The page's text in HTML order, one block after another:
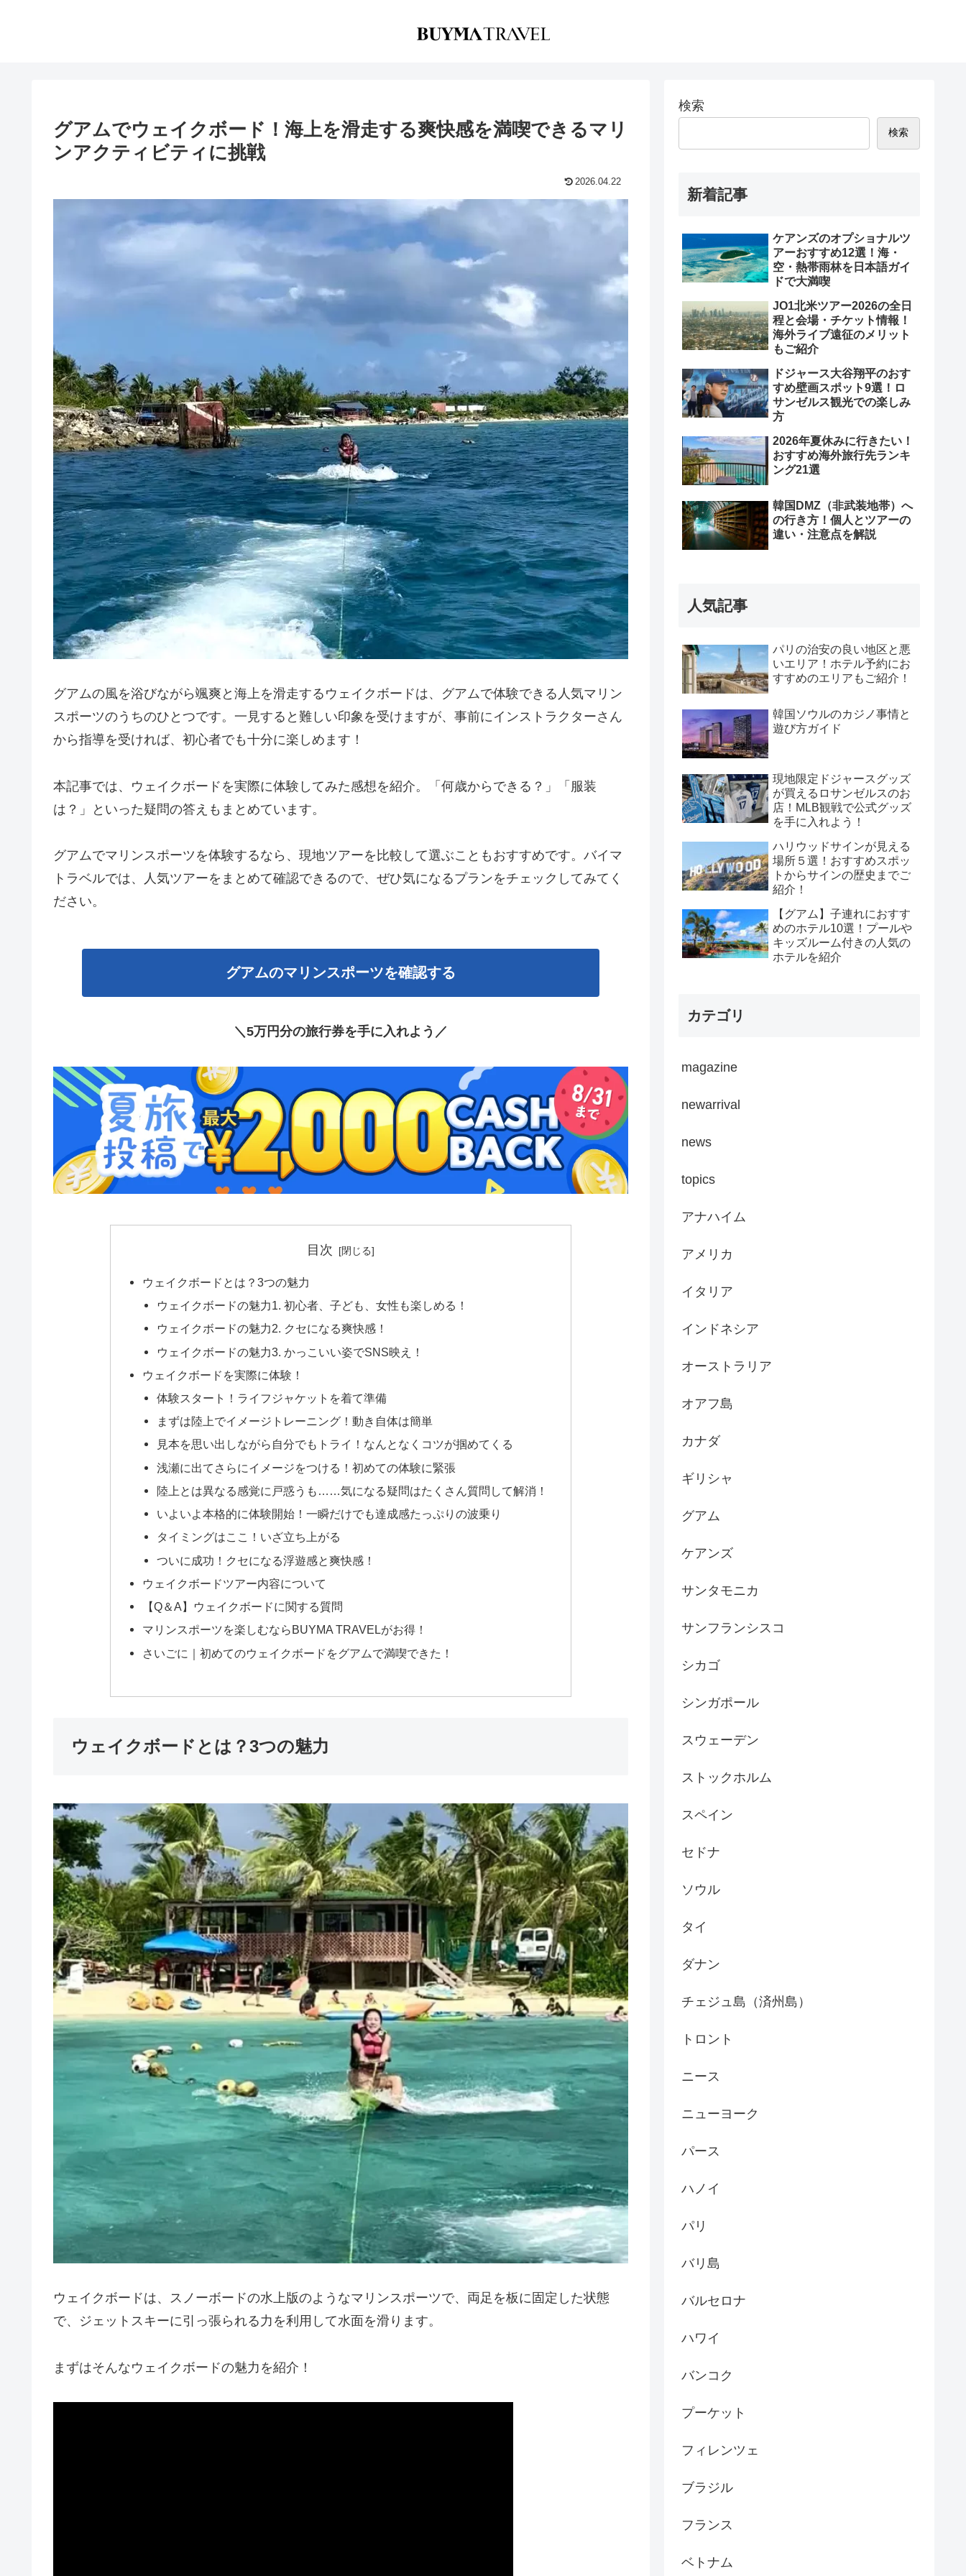
グアムでウェイクボード！海上を滑走する爽快感を満喫できるマリ
ンアクティビティに挑戦
2026.04.22
グアムの風を浴びながら颯爽と海上を滑走するウェイクボードは、グアムで体験できる人気マリン
スポーツのうちのひとつです。一見すると難しい印象を受けますが、事前にインストラクターさん
から指導を受ければ、初心者でも十分に楽しめます！
本記事では、ウェイクボードを実際に体験してみた感想を紹介。「何歳からできる？」「服装
は？」といった疑問の答えもまとめています。
グアムでマリンスポーツを体験するなら、現地ツアーを比較して選ぶこともおすすめです。バイマ
トラベルでは、人気ツアーをまとめて確認できるので、ぜひ気になるプランをチェックしてみてく
ださい。
グアムのマリンスポーツを確認する
＼5万円分の旅行券を手に入れよう／
目次
ウェイクボードとは？3つの魅力
ウェイクボードの魅力1. 初心者、子ども、女性も楽しめる！
ウェイクボードの魅力2. クセになる爽快感！
ウェイクボードの魅力3. かっこいい姿でSNS映え！
ウェイクボードを実際に体験！
体験スタート！ライフジャケットを着て準備
まずは陸上でイメージトレーニング！動き自体は簡単
見本を思い出しながら自分でもトライ！なんとなくコツが掴めてくる
浅瀬に出てさらにイメージをつける！初めての体験に緊張
陸上とは異なる感覚に戸惑うも……気になる疑問はたくさん質問して解消！
いよいよ本格的に体験開始！一瞬だけでも達成感たっぷりの波乗り
タイミングはここ！いざ立ち上がる
ついに成功！クセになる浮遊感と爽快感！
ウェイクボードツアー内容について
【Q＆A】ウェイクボードに関する質問
マリンスポーツを楽しむならBUYMA TRAVELがお得！
さいごに｜初めてのウェイクボードをグアムで満喫できた！
ウェイクボードとは？3つの魅力
ウェイクボードは、スノーボードの水上版のようなマリンスポーツで、両足を板に固定した状態
で、ジェットスキーに引っ張られる力を利用して水面を滑ります。
まずはそんなウェイクボードの魅力を紹介！
検索
検索
新着記事
ケアンズのオプショナルツ
アーおすすめ12選！海・
空・熱帯雨林を日本語ガイ
ドで大満喫
JO1北米ツアー2026の全日
程と会場・チケット情報！
海外ライブ遠征のメリット
もご紹介
ドジャース大谷翔平のおす
すめ壁画スポット9選！ロ
サンゼルス観光での楽しみ
方
2026年夏休みに行きたい！
おすすめ海外旅行先ランキ
ング21選
韓国DMZ（非武装地帯）へ
の行き方！個人とツアーの
違い・注意点を解説
人気記事
パリの治安の良い地区と悪
いエリア！ホテル予約にお
すすめのエリアもご紹介！
韓国ソウルのカジノ事情と
遊び方ガイド
現地限定ドジャースグッズ
が買えるロサンゼルスのお
店！MLB観戦で公式グッズ
を手に入れよう！
ハリウッドサインが見える
場所５選！おすすめスポッ
トからサインの歴史までご
紹介！
【グアム】子連れにおすす
めのホテル10選！プールや
キッズルーム付きの人気の
ホテルを紹介
カテゴリ
magazine
newarrival
news
topics
アナハイム
アメリカ
イタリア
インドネシア
オーストラリア
オアフ島
カナダ
ギリシャ
グアム
ケアンズ
サンタモニカ
サンフランシスコ
シカゴ
シンガポール
スウェーデン
ストックホルム
スペイン
セドナ
ソウル
タイ
ダナン
チェジュ島（済州島）
トロント
ニース
ニューヨーク
パース
ハノイ
パリ
バリ島
バルセロナ
ハワイ
バンコク
プーケット
フィレンツェ
ブラジル
フランス
ベトナム